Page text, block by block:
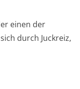
einen der
durch Juckreiz,